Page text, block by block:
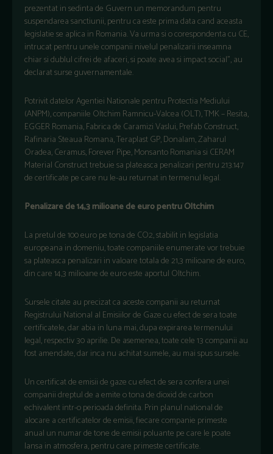
prezentat in sedinta de Guvern un memorandum pentru
suspendarea sanctiunii, pentru ca este prima data cand aceasta
legislatie se aplica in Romania. Va urma si o corespondenta cu CE,
intrucat pentru unele companii nivelul penalizarii inseamna
chiar si dublul cifrei de afaceri, si poate avea si impact social", au
declarat surse guvernamentale.
Potrivit datelor Agentiei Nationale pentru Protectia Mediului
(ANPM), companiile Oltchim Ramnicu-Valcea (OLT), TMK – Resita,
EGGER Romania, Fabrica de Caramizi Vaslui, Prefab Construct,
Rafinaria Steaua Romana, Teraplast GP, Donalam, Zaharul
Oradea, Ceramus, Forever Pipe, Monsanto Romania si CERAM
Material Construct trebuie sa plateasca penalizari pentru 213.147
de certificate pe care nu le-au returnat in termenul legal.
Penalizare de 14,3 milioane de euro pentru Oltchim
La pretul de 100 euro pe tona de CO2, stabilit in legislatia
europeana in domeniu, toate companiile enumerate vor trebuie
sa plateasca penalizari in valoare totala de 21,3 milioane de euro,
din care 14,3 milioane de euro este aportul Oltchim.
Sursele citate au precizat ca aceste companii au returnat
Registrului National al Emisiilor de Gaze cu efect de sera toate
certificatele, dar abia in luna mai, dupa expirarea termenului
legal, respectiv 30 aprilie. De asemenea, toate cele 13 companii au
fost amendate, dar inca nu achitat sumele, au mai spus sursele.
Un certificat de emisii de gaze cu efect de sera confera unei
companii dreptul de a emite o tona de dioxid de carbon
echivalent intr-o perioada definita. Prin planul national de
alocare a certificatelor de emisii, fiecare companie primeste
anual un numar de tone de emisii poluante pe care le poate
lansa in atmosfera, pentru care primeste certificate.